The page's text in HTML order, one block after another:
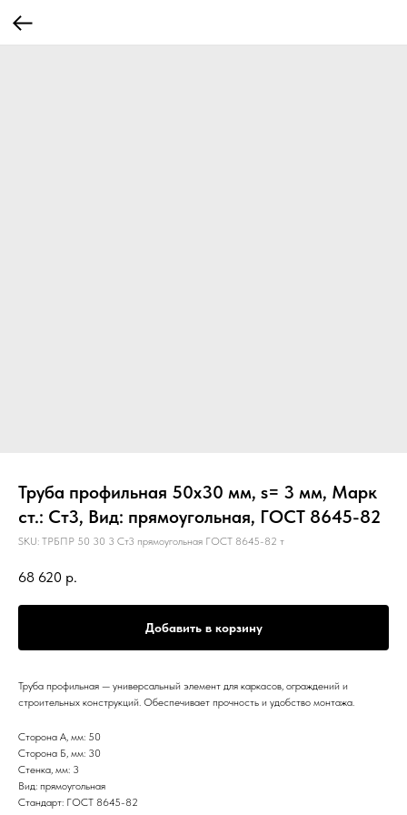
Труба профильная 50х30 мм, s= 3 мм, Марк
ст.: Ст3, Вид: прямоугольная, ГОСТ 8645-82
SKU: ТРБПР 50 30 3 Ст3 прямоугольная ГОСТ 8645-82 т
68 620 р.
Добавить в корзину
Труба профильная — универсальный элемент для каркасов, ограждений и
строительных конструкций. Обеспечивает прочность и удобство монтажа.
Сторона А, мм: 50
Сторона Б, мм: 30
Стенка, мм: 3
Вид: прямоугольная
Стандарт: ГОСТ 8645-82